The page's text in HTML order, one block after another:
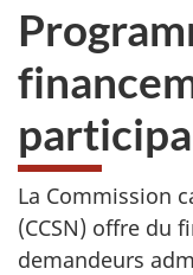
La Commission
(CCSN) offre du
demandeurs